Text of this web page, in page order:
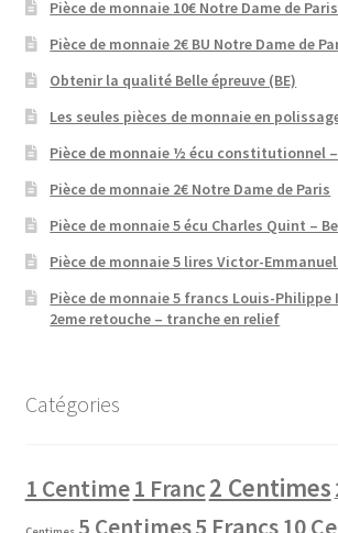
Pièce de monnaie 10€ Notre Dame de Paris
Pièce de monnaie 2€ BU Notre Dame de
Obtenir la qualité Belle épreuve (BE)
Les seules pièces de monnaie en
Pièce de monnaie ½ écu constitutionnel –
Pièce de monnaie 2€ Notre Dame de Paris
Pièce de monnaie 5 écu Charles Quint –
Pièce de monnaie 5 lires Victor-
Pièce de monnaie 5 francs Louis-Philippe
2eme retouche – tranche en relief
Catégories
1 Centime1 Franc2 Centimes
5 Centimes5 Francs10